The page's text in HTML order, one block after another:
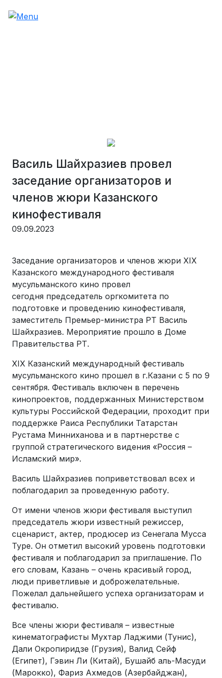
Василь Шайхразиев провел
заседание организаторов и
членов жюри Казанского
кинофестиваля
09.09.2023
Заседание организаторов и членов жюри XIX
Казанского международного фестиваля
мусульманского кино провел
сегодня председатель оргкомитета по
подготовке и проведению кинофестиваля,
заместитель Премьер-министра РТ Василь
Шайхразиев. Мероприятие прошло в Доме
Правительства РТ.
XIX Казанский международный фестиваль
мусульманского кино прошел в г.Казани с 5 по 9
сентября. Фестиваль включен в перечень
кинопроектов, поддержанных Министерством
культуры Российской Федерации, проходит при
поддержке Раиса Республики Татарстан
Рустама Минниханова и в партнерстве с
группой стратегического видения «Россия –
Исламский мир».
Василь Шайхразиев поприветствовал всех и
поблагодарил за проведенную работу.
От имени членов жюри фестиваля выступил
председатель жюри известный режиссер,
сценарист, актер, продюсер из Сенегала Мусса
Туре. Он отметил высокий уровень подготовки
фестиваля и поблагодарил за приглашение. По
его словам, Казань – очень красивый город,
люди приветливые и доброжелательные.
Пожелал дальнейшего успеха организаторам и
фестивалю.
Все члены жюри фестиваля – известные
кинематографисты Мухтар Ладжими (Тунис),
Дали Окропиридзе (Грузия), Валид Сейф
(Египет), Гэвин Ли (Китай), Бушайб аль-Масуди
(Марокко), Фариз Ахмедов (Азербайджан),